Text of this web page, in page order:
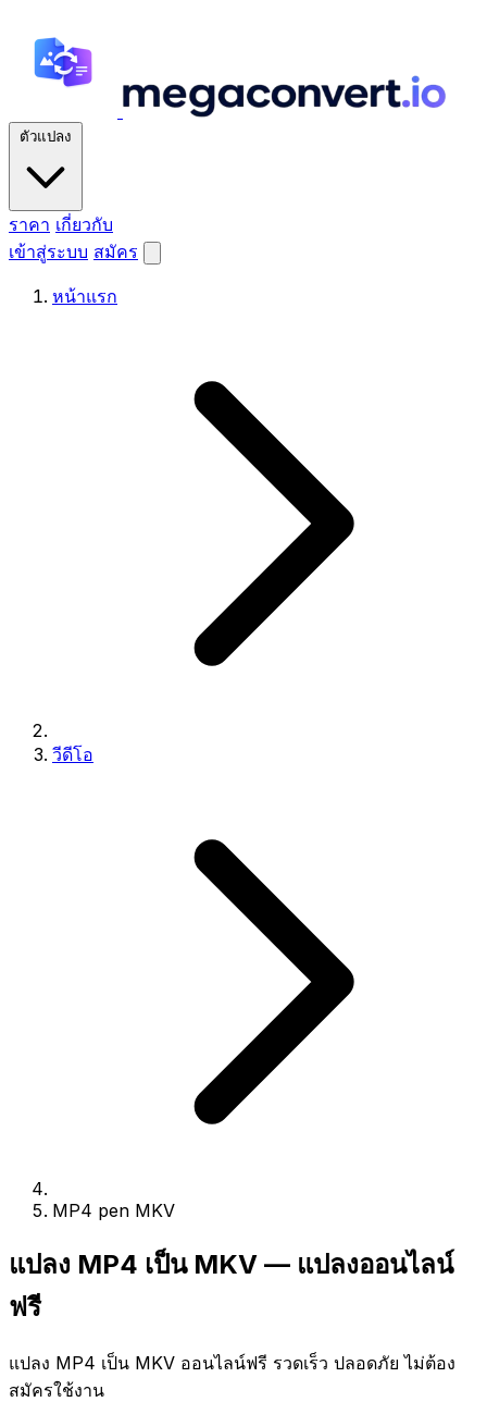
ตัวแปลง
ราคา เกี่ยวกับ
เข้าสู่ระบบ สมัคร
หน้าแรก
วีดีโอ
MP4 pen MKV
แปลง MP4 เป็น MKV — แปลงออนไลน์
ฟรี
แปลง MP4 เป็น MKV ออนไลน์ฟรี รวดเร็ว ปลอดภัย ไม่ต้อง
สมัครใช้งาน